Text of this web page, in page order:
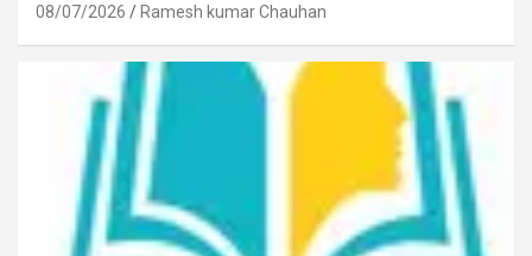
08/07/2026 Ramesh kumar Chauhan